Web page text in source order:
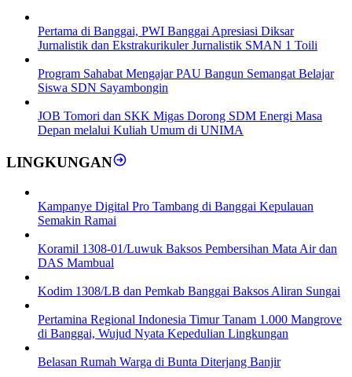
Pertama di Banggai, PWI Banggai Apresiasi Diksar
Jurnalistik dan Ekstrakurikuler Jurnalistik SMAN 1 Toili
Program Sahabat Mengajar PAU Bangun Semangat Belajar
Siswa SDN Sayambongin
JOB Tomori dan SKK Migas Dorong SDM Energi Masa
Depan melalui Kuliah Umum di UNIMA
LINGKUNGAN
Kampanye Digital Pro Tambang di Banggai Kepulauan
Semakin Ramai
Koramil 1308-01/Luwuk Baksos Pembersihan Mata Air dan
DAS Mambual
Kodim 1308/LB dan Pemkab Banggai Baksos Aliran Sungai
Pertamina Regional Indonesia Timur Tanam 1.000 Mangrove
di Banggai, Wujud Nyata Kepedulian Lingkungan
Belasan Rumah Warga di Bunta Diterjang Banjir